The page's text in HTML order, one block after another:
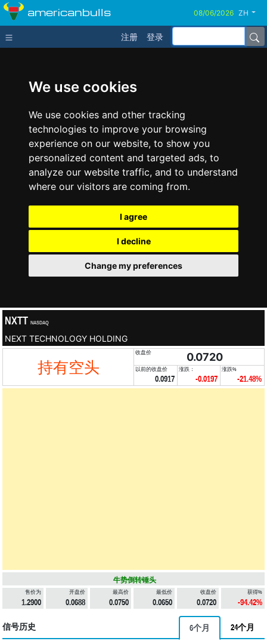
We use cookies
We use cookies and other tracking
technologies to improve your browsing
experience on our website, to show you
personalized content and targeted ads, to
analyze our website traffic, and to understand
where our visitors are coming from.
I agree
I decline
Change my preferences
americanbulls ZH
注册 登录
NXTT NASDAQ
NEXT TECHNOLOGY HOLDING
持有空头
收盘价 0.0720
以前的收盘价
0.0917
涨跌：
-0.0197
涨跌%
-21.48%
牛势倒转锤头
售价为
1.2900
开盘价
0.0688
最高价
0.0750
最低价
0.0650
收盘价
0.0720
获得%
-94.42%
信号历史 6个月 24个月